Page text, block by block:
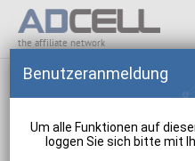
the affiliate network
Benutzeranmeldung
Um alle Funktionen auf
loggen Sie sich bitte mit